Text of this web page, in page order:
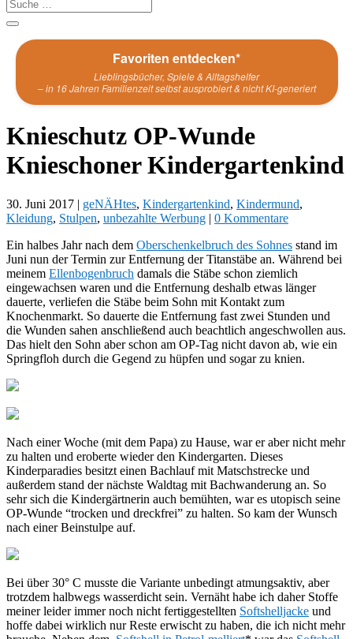
Favoriten entdecken*
Lieblingsbücher, Spiele & Alltagshelfer
– in 16 Jahren Familienzeit selbst ausprobiert & nicht KI-generiert
Knieschutz OP-Wunde
Knieschoner Kindergartenkind
30. Juni 2017 | geNÄHtes, Kindergartenkind, Kindermund,
Kleidung, Stulpen, unbezahlte Werbung | 0 Kommentare
Ein halbes Jahr nach dem Oberschenkelbruch des Sohnes stand im
Juni nun der Termin zur Entfernung der Titanstäbe an. Während bei
meinem Ellenbogenbruch damals die Stäbe schon ziemlich
eingewachsen waren und die Entfernung deshalb etwas länger
dauerte, verliefen die Stäbe beim Sohn mit Kontakt zum
Knochenmarkt. So dauerte die Entfernung fast zwei Stunden und
die Wunden sahen anschließend auch beachtlich angeschwollen aus.
Das hielt den Sohn aber schon am OP-Tag nicht davon ab, wie ein
Springfloh durch die Gegend zu hüpfen und sogar zu knien.
Nach einer Woche (mit dem Papa) zu Hause, war er aber nicht mehr
zu halten und eroberte wieder den Kindergarten. Dieses
Kinderparadies besitzt einen Bachlauf mit Matschstrecke und
außerdem stand der nächste Waldtag mit Bachwanderung an. So
sehr sich die Kindergärtnerin auch bemühten, war es utopisch seine
OP-Wunde “trocken und dreckfrei” zu halten. So kam der Wunsch
nach einer Beinstulpe auf.
Bei über 30° C musste die Variante unbedingt atmungsaktiv, aber
trotzdem halbwegs wasserdicht sein. Vernäht habe ich daher Stoffe
meiner leider immer noch nicht fertiggestellten Softshelljacke und
hoffe dabei wirklich nur Reste erwischt zu haben, die ich nicht mehr